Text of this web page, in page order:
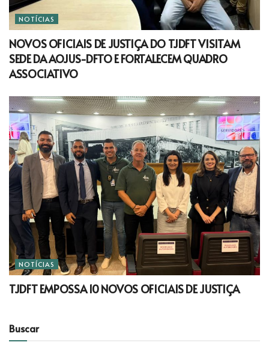
NOTÍCIAS
NOVOS OFICIAIS DE JUSTIÇA DO TJDFT VISITAM
SEDE DA AOJUS-DFTO E FORTALECEM QUADRO
ASSOCIATIVO
NOTÍCIAS
TJDFT EMPOSSA 10 NOVOS OFICIAIS DE JUSTIÇA
Buscar